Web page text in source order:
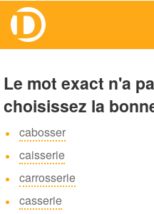
Le mot exact n'a
choisissez la
cabosser
caisserie
carrosserie
casserie